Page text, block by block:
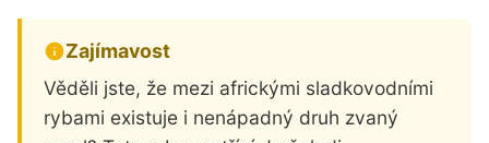
Zajímavost
Věděli jste, že mezi africkými sladkovodními
rybami existuje i nenápadný druh zvaný